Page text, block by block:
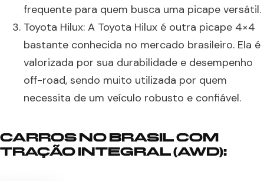
frequente para quem busca uma picape versátil.
Toyota Hilux: A Toyota Hilux é outra picape 4×4
bastante conhecida no mercado brasileiro. Ela é
valorizada por sua durabilidade e desempenho
off-road, sendo muito utilizada por quem
necessita de um veículo robusto e confiável.
CARROS NO BRASIL COM
TRAÇÃO INTEGRAL (AWD):